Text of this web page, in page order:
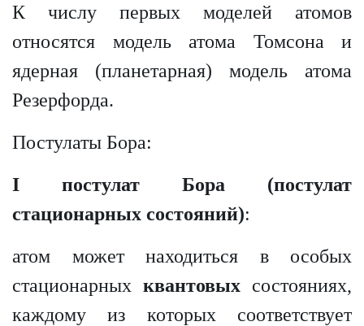
К числу первых моделей атомов
относятся модель атома Томсона и
ядерная (планетарная) модель атома
Резерфорда.
Постулаты Бора:
I постулат Бора (постулат
стационарных состояний):
атом может находиться в особых
стационарных квантовых состояниях,
каждому из которых соответствует